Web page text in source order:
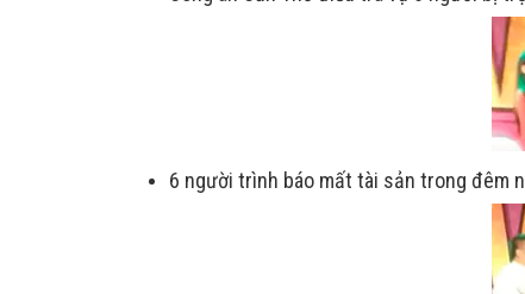
6 người trình báo mất tài sản trong đêm